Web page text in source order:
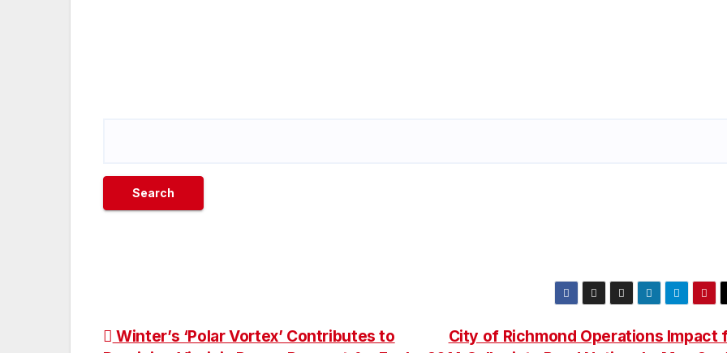
Post
City of Richmond Operations Impact
Winter’s ‘Polar Vortex’ Contributes to